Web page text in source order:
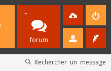
forum
Rechercher un message